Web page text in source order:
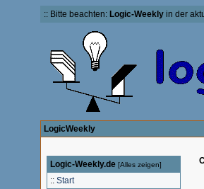
:: Bitte beachten: Logic-Weeklyin der
LogicWeekly
Logic-Weekly.de [Alles zeigen]
:: Start